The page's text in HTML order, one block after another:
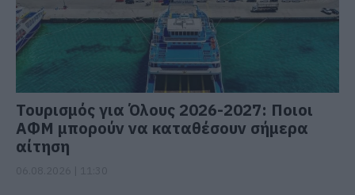
Τουρισμός για Όλους 2026-2027: Ποιοι
ΑΦΜ μπορούν να καταθέσουν σήμερα
αίτηση